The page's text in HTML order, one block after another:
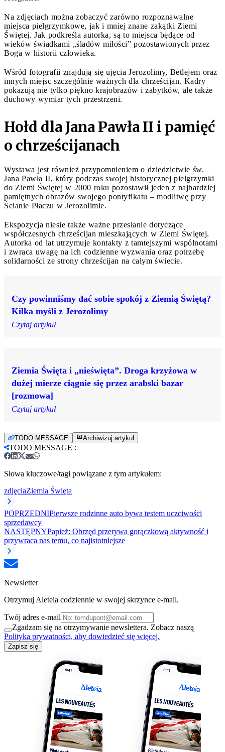
Na zdjęciach można zobaczyć zarówno rozpoznawalne
miejsca pielgrzymkowe, jak i mniej znane zakątki Ziemi
Świętej. Jak podkreśla autorka, są to miejsca będące od
wieków świadkami „śladów miłości” pozostawionych przez
Boga w historii człowieka.
Wśród fotografii znajdują się ujęcia Jerozolimy, Betlejem oraz
innych miejsc szczególnie ważnych dla chrześcijan. Kadry
pokazują nie tylko piękno krajobrazów i zabytków, ale także
duchowy wymiar tych przestrzeni.
Hołd dla Jana Pawła II i pamięć
o chrześcijanach
Wystawa jest również przypomnieniem o dziedzictwie św.
Jana Pawła II, który podczas swojej historycznej pielgrzymki
do Ziemi Świętej w 2000 roku pozostawił jeden z najbardziej
pamiętnych obrazów swojego pontyfikatu – modlitwę przy
Ścianie Płaczu w Jerozolimie.
Ekspozycja niesie także ważne przesłanie dotyczące
współczesnych chrześcijan mieszkających w Ziemi Świętej.
Autorka od lat utrzymuje kontakty z tamtejszymi wspólnotami
i zwraca uwagę na ich codzienne wyzwania oraz potrzebę
solidarności ze strony chrześcijan na całym świecie.
Czy powinniśmy dać sobie spokój z Ziemią Świętą?
Kilka myśli z Jerozolimy
Czytaj artykuł
Ziemia Święta i „nieświęta”. Droga krzyżowa w
dużej mierze ciągnie się przez arabski bazar
[rozmowa]
Czytaj artykuł
TODO MESSAGE Archiwizuj artykuł
TODO MESSAGE :
Słowa kluczowe/tagi powiązane z tym artykułem:
zdjęciaZiemia Święta
POPRZEDNIPierwsze rodzinne auto bywa testem uczciwości
sprzedawcy
NASTĘPNYPapież: Obrzęd przerywa gorączkową aktywność i
przywraca nas temu, co najistotniejsze
Newsletter
Otrzymuj Aleteia codziennie w swojej skrzynce e-mail.
Twój adres e-mail
Zgadzam się na otrzymywanie newslettera. Zobacz naszą
Polityka prywatności, aby dowiedzieć się więcej.
Zapisz się